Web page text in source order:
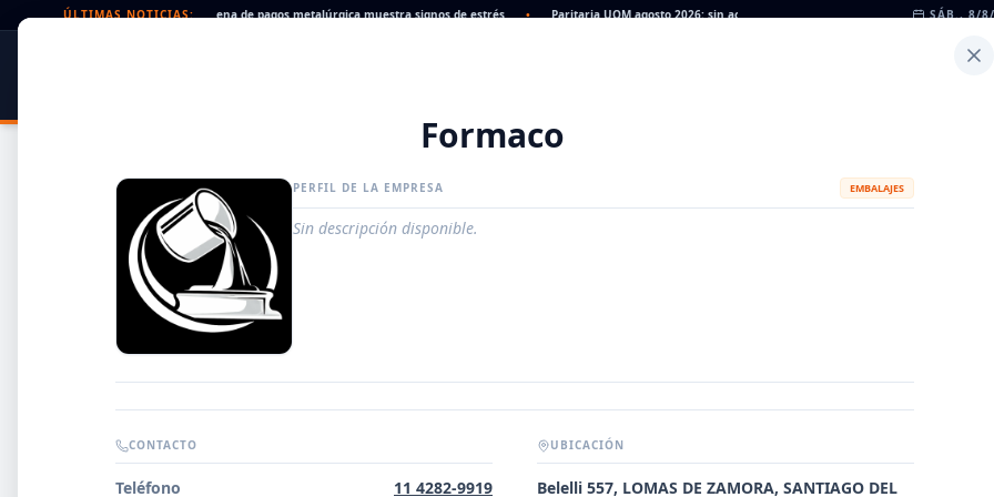
ÚLTIMAS NOTICIAS:
rechazados en alza: la cadena de pagos metalúrgica muestra signos de estrés • Paritaria UOM agosto 2026: sin acuerdo, siguen vigentes los valores de abril •
SÁB., 8/
DISTRIBUIDORES METALÚRGICAS FABRICANTES
Formaco
PERFIL DE LA EMPRESA EMBALAJES
Sin descripción disponible.
CONTACTO
Teléfono
11 4282-9919
UBICACIÓN
Belelli 557, LOMAS DE ZAMORA, SANTIAGO DEL